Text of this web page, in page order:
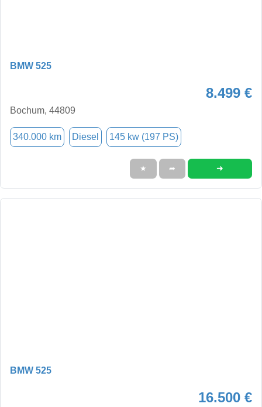
BMW 525
8.499 €
Bochum, 44809
340.000 km Diesel 145 kw (197 PS)
★ ➦ ➜
BMW 525
16.500 €